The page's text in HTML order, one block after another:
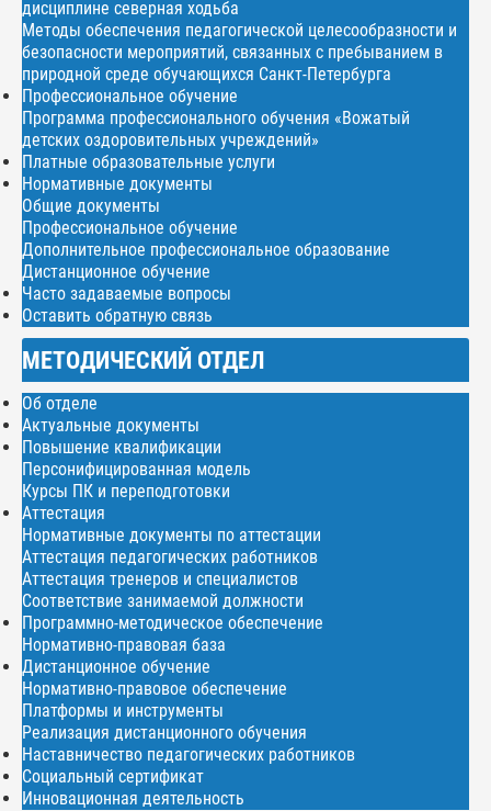
дисциплине северная ходьба
Методы обеспечения педагогической целесообразности и
безопасности мероприятий, связанных с пребыванием в
природной среде обучающихся Санкт-Петербурга
Профессиональное обучение
Программа профессионального обучения «Вожатый
детских оздоровительных учреждений»
Платные образовательные услуги
Нормативные документы
Общие документы
Профессиональное обучение
Дополнительное профессиональное образование
Дистанционное обучение
Часто задаваемые вопросы
Оставить обратную связь
МЕТОДИЧЕСКИЙ ОТДЕЛ
Об отделе
Актуальные документы
Повышение квалификации
Персонифицированная модель
Курсы ПК и переподготовки
Аттестация
Нормативные документы по аттестации
Аттестация педагогических работников
Аттестация тренеров и специалистов
Соответствие занимаемой должности
Программно-методическое обеспечение
Нормативно-правовая база
Дистанционное обучение
Нормативно-правовое обеспечение
Платформы и инструменты
Реализация дистанционного обучения
Наставничество педагогических работников
Социальный сертификат
Инновационная деятельность